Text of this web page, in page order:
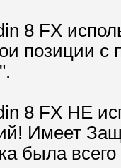
8 FX
позиции
8 FX НЕ
Имеет
была